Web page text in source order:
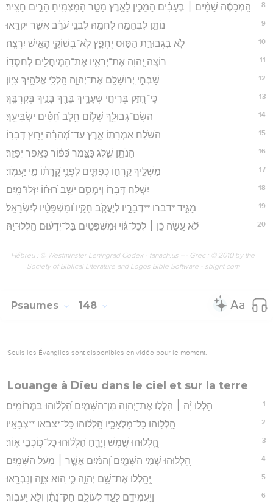
8 הַֽמְכַסֶּ֬ה שָׁמַ֨יִם ׀ בְּעָבִ֗ים הַמֵּכִ֣ין לָאָ֣רֶץ מָטָ֑ר הַמַּצְמִ֖יחַ הָרִ֣ים חָצִֽיר׃
9 נוֹתֵ֣ן לִבְהֵמָ֣ה לַחְמָ֑הּ לִבְנֵ֥י עֹ֝רֵ֗ב אֲשֶׁ֣ר יִקְרָֽאוּ׃
10 לֹ֤א בִגְבוּרַ֣ת הַסּ֣וּס יֶחְפָּ֑ץ לֹֽא־בְשׁוֹקֵ֖י הָאִ֣ישׁ יִרְצֶֽה׃
11 רוֹצֶ֣ה יְ֭הוָה אֶת־יְרֵאָ֑יו אֶת־הַֽמְיַחֲלִ֥ים לְחַסְדּֽוֹ׃
12 שַׁבְּחִ֣י יְ֭רוּשָׁלִַם אֶת־יְהוָ֑ה הַֽלְלִ֖י אֱלֹהַ֣יִךְ צִיּֽוֹן׃
13 כִּֽי־חִ֭זַּק בְּרִיחֵ֣י שְׁעָרָ֑יִךְ בֵּרַ֖ךְ בָּנַ֣יִךְ בְּקִרְבֵּֽךְ׃
14 הַשָּׂם־גְּבוּלֵ֥ךְ שָׁל֑וֹם חֵ֥לֶב חִ֝טִּ֗ים יַשְׂבִּיעֵֽךְ׃
15 הַשֹּׁלֵ֣חַ אִמְרָת֣וֹ אָ֑רֶץ עַד־מְ֝הֵרָ֗ה יָר֥וּץ דְּבָרֽוֹ׃
16 הַנֹּתֵ֣ן שֶׁ֣לֶג כַּצָּ֑מֶר כְּ֝פ֗וֹר כָּאֵ֥פֶר יְפַזֵּֽר׃
17 מַשְׁלִ֣יךְ קַֽרְח֣וֹ כְפִתִּ֑ים לִפְנֵ֥י קָ֝רָת֗וֹ מִ֣י יַעֲמֹֽד׃
18 יִשְׁלַ֣ח דְּבָר֣וֹ וְיַמְסֵ֑ם יַשֵּׁ֥ב ר֝וּח֗וֹ יִזְּלוּ־מָֽיִם׃
19 מַגִּ֣יד *דברו **דְּבָרָ֣יו לְיַעֲקֹ֑ב חֻקָּ֥יו וּ֝מִשְׁפָּטָ֗יו לְיִשְׂרָאֵֽל׃
20 לֹ֘א עָ֤שָׂה כֵ֨ן ׀ לְכָל־גּ֗וֹי וּמִשְׁפָּטִ֥ים בַּל־יְדָע֗וּם הַֽלְלוּ־יָֽהּ׃
Hébreu : © Westminster Leningrad Codex - tanach.us --- Grec : © 2010 by the
Society of Biblical Literature and Logos Bible Software - sblgnt.com
Psaumes 148
Seuls les Évangiles sont disponibles en vidéo pour le moment.
Louange à Dieu dans le ciel et sur la terre
1 הַ֥לְלוּ יָ֨הּ ׀ הַֽלְל֣וּ אֶת־יְ֭הוָה מִן־הַשָּׁמַ֑יִם הַֽ֝לְל֗וּהוּ בַּמְּרוֹמִֽים׃
2 הַֽלְל֥וּהוּ כָל־מַלְאָכָ֑יו הַֽ֝לְל֗וּהוּ כָּל־*צבאו **צְבָאָֽיו׃
3 הַֽ֭לְלוּהוּ שֶׁ֣מֶשׁ וְיָרֵ֑חַ הַ֝לְל֗וּהוּ כָּל־כּ֥וֹכְבֵי אֽוֹר׃
4 הַֽ֭לְלוּהוּ שְׁמֵ֣י הַשָּׁמָ֑יִם וְ֝הַמַּ֗יִם אֲשֶׁ֤ר ׀ מֵעַ֬ל הַשָּׁמָֽיִם׃
5 יְֽ֭הַֽלְלוּ אֶת־שֵׁ֣ם יְהוָ֑ה כִּ֤י ה֭וּא צִוָּ֣ה וְנִבְרָֽאוּ׃
6 וַיַּעֲמִידֵ֣ם לָעַ֣ד לְעוֹלָ֑ם חָק־נָ֝תַ֗ן וְלֹ֣א יַעֲבֽוֹר׃